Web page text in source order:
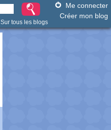
Me connecter
Créer mon blog
Sur tous les blogs